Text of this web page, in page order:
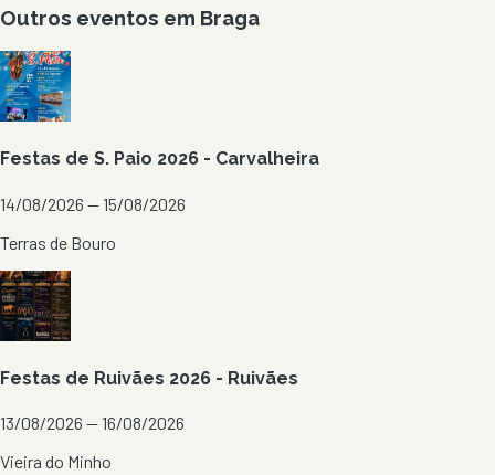
Outros eventos em Braga
Festas de S. Paio 2026 - Carvalheira
14/08/2026 — 15/08/2026
Terras de Bouro
Festas de Ruivães 2026 - Ruivães
13/08/2026 — 16/08/2026
Vieira do Minho